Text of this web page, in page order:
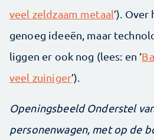
veel zeldzaam metaal’).
genoeg ideeën, maar
liggen er ook nog (lees: en ‘
veel zuiniger’).
Openingsbeeld Onderstel
personenwagen, met op de